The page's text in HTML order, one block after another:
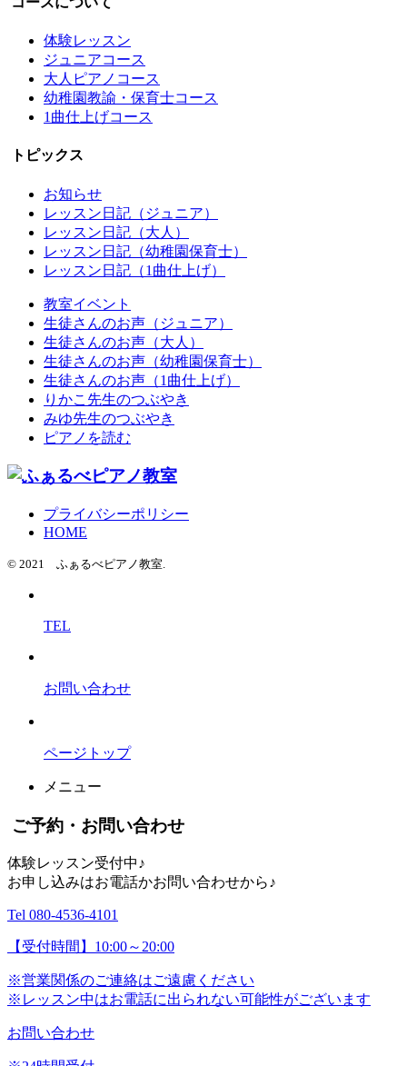
体験レッスン
ジュニアコース
大人ピアノコース
幼稚園教諭・保育士コース
1曲仕上げコース
トピックス
お知らせ
レッスン日記（ジュニア）
レッスン日記（大人）
レッスン日記（幼稚園保育士）
レッスン日記（1曲仕上げ）
教室イベント
生徒さんのお声（ジュニア）
生徒さんのお声（大人）
生徒さんのお声（幼稚園保育士）
生徒さんのお声（1曲仕上げ）
りかこ先生のつぶやき
みゆ先生のつぶやき
ピアノを読む
プライバシーポリシー
HOME
© 2021 ふぁるべピアノ教室.
TEL
お問い合わせ
ページトップ
メニュー
ご予約・お問い合わせ
体験レッスン受付中♪
お申し込みはお電話かお問い合わせから♪
Tel 080-4536-4101
【受付時間】10:00～20:00
※営業関係のご連絡はご遠慮ください
※レッスン中はお電話に出られない可能性がございます
お問い合わせ